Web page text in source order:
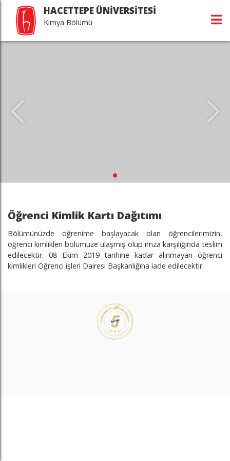
HACETTEPE ÜNİVERSİTESİ
Kimya Bölümü
Öğrenci Kimlik Kartı Dağıtımı
Bölümünüzde öğrenime başlayacak olan öğrencilerimizin,
öğrenci kimlikleri bölümüze ulaşmış olup imza karşılığında teslim
edilecektir. 08 Ekim 2019 tarihine kadar alınmayan öğrenci
kimlikleri Öğrenci işleri Dairesi Başkanlığına iade edilecektir.